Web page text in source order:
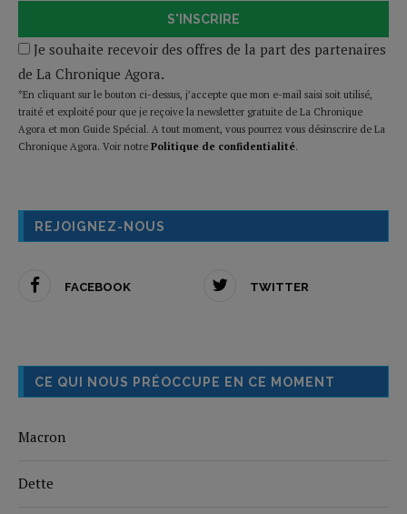
S'INSCRIRE
Je souhaite recevoir des offres de la part des partenaires
de La Chronique Agora.
*En cliquant sur le bouton ci-dessus, j’accepte que mon e-mail saisi soit utilisé,
traité et exploité pour que je reçoive la newsletter gratuite de La Chronique
Agora et mon Guide Spécial. A tout moment, vous pourrez vous désinscrire de La
Chronique Agora. Voir notre Politique de confidentialité.
REJOIGNEZ-NOUS
FACEBOOK TWITTER
CE QUI NOUS PRÉOCCUPE EN CE MOMENT
Macron
Dette